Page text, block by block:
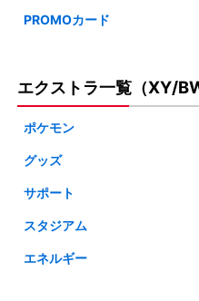
・S5R 連撃マスター
・S1W ソード
・SP6 VSTARスペシャルセッ
・SP5 ゲッコウガ/ミュウツ
・SM11A リミックスバウト
・SM10B スカイレジェンド
・SM10A ジージーエンド
・SM10 ダブルブレイズ
・SM9B フルメタルウォール
・SM9A ナイトユニゾン
・SM9 タッグボルト
・SM8 超爆インパクト
・SM7A 迅雷スパーク
・SM7 裂空のカリスマ
・SM6B チャンピオンロード
・SM6A ドラゴンストーム
・SM6 禁断の光
・SM5+ ウルトラフォース
・SM4A 超次元の暴獣
・SM3+ ひかる伝説
・SM3N 光を喰らう闇
・SM3H 闘う虹を見たか
・SM2+ 新たなる試練の向こ
・SM2L アローラの月光
・SM2K キミを待つ島々
・SMN デッキビルドBOX
・SML ファミリーポケモン
「ハナダシティジムのカスミ
・SMJ プレミアムトレーナ
・SMI スターターセット イー
・SMH GXスタートデッキ
PROMOカード
エクストラ一覧（XY/
ポケモン
グッズ
サポート
スタジアム
エネルギー